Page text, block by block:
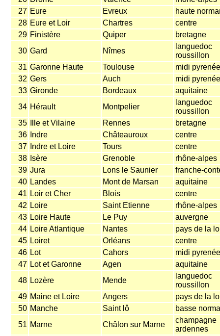
27 Eure Evreux
haute
28 Eure et Loir Chartres
centre
29 Finistère Quiper
bretagne
30 Gard Nîmes
languedoc
roussillon
31 Garonne Haute Toulouse
midi
32 Gers Auch
midi
33 Gironde Bordeaux
aquitaine
34 Hérault Montpelier
languedoc
roussillon
35
Ille et Vilaine Rennes
bretagne
36
Indre Châteauroux
centre
37
Indre et Loire Tours
centre
38 Isère Grenoble
rhône-alpes
39 Jura Lons le Saunier
franche-
40 Landes Mont de Marsan
aquitaine
41 Loir et Cher Blois
centre
42 Loire Saint Etienne
rhône-alpes
43 Loire Haute Le Puy
auvergne
44 Loire Atlantique Nantes
pays de la
45 Loiret Orléans
centre
46 Lot Cahors
midi
47 Lot et Garonne Agen
aquitaine
48 Lozère Mende
languedoc
roussillon
49 Maine et Loire Angers
pays de la
50 Manche Saint lô
basse
51 Marne Châlon sur Marne
champagne
ardennes